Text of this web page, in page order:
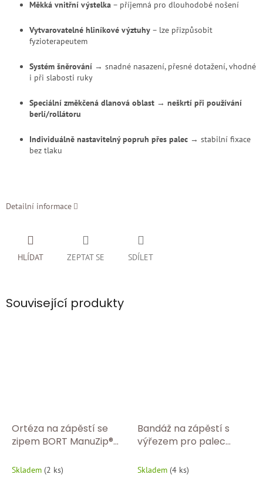
Měkká vnitřní výstelka – příjemná pro dlouhodobé nošení
Vytvarovatelné hliníkové výztuhy – lze přizpůsobit
fyzioterapeutem
Systém šněrování → snadné nasazení, přesné dotažení, vhodné
i při slabosti ruky
Speciální změkčená dlanová oblast → neškrtí při používání
berlí/rollátoru
Individuálně nastavitelný popruh přes palec → stabilní fixace
bez tlaku
Detailní informace
ZEPTAT SE
HLÍDAT SDÍLET
Související produkty
Ortéza na zápěstí se
zipem BORT ManuZip®
silikonovou pelotou 112
Skladem (2 ks)
Bandáž na zápěstí s
výřezem pro palec
Skladem (4 ks)